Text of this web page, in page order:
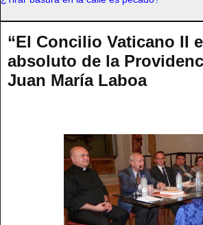
“El Concilio Vaticano II
absoluto de la
Juan María Laboa